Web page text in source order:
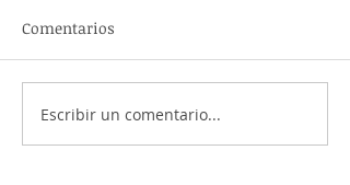
Comentarios
Escribir un comentario...